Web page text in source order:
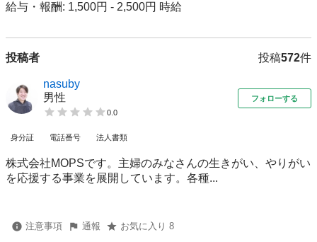
給与・報酬: 1,500円 - 2,500円 時給
投稿者 投稿572件
nasuby
男性
0.0
フォローする
身分証 電話番号 法人書類
株式会社MOPSです。主婦のみなさんの生きがい、やりがい
を応援する事業を展開しています。各種...
注意事項 通報 お気に入り 8